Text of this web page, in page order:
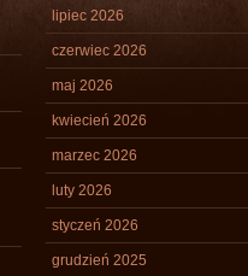
lipiec 2026
czerwiec 2026
maj 2026
kwiecień 2026
marzec 2026
luty 2026
styczeń 2026
grudzień 2025